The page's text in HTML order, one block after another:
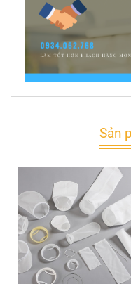
Sản